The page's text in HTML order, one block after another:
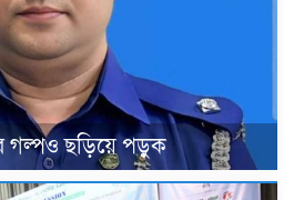
গল্পও ছড়িয়ে পড়ুক